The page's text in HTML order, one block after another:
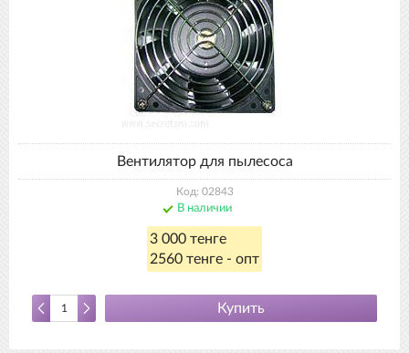
Вентилятор для пылесоса
Код: 02843
В наличии
3 000 тенге
2560 тенге - опт
Купить